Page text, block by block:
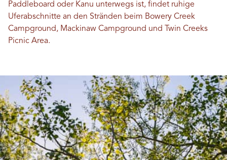
Paddleboard oder Kanu unterwegs ist, findet ruhige
Uferabschnitte an den Stränden beim Bowery Creek
Campground, Mackinaw Campground und Twin Creeks
Picnic Area.